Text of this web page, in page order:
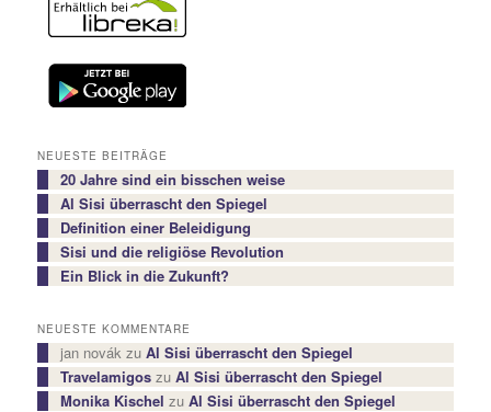
NEUESTE BEITRÄGE
20 Jahre sind ein bisschen weise
Al Sisi überrascht den Spiegel
Definition einer Beleidigung
Sisi und die religiöse Revolution
Ein Blick in die Zukunft?
NEUESTE KOMMENTARE
jan novákzu Al Sisi überrascht den Spiegel
Travelamigoszu Al Sisi überrascht den Spiegel
Monika Kischel zu Al Sisi überrascht den Spiegel